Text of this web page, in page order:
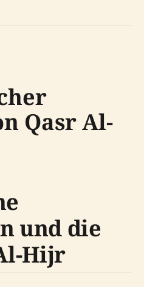
Qasr Al-
und die
Hijr